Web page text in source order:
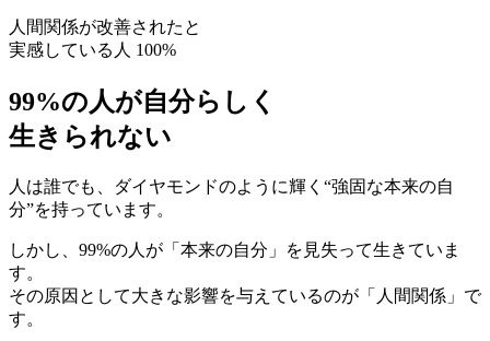
人間関係が改善されたと
実感している人 100%
99%の人が自分らしく
生き られない
人は誰でも、ダイヤモンドのように輝く “強固な本来の自
分”を持っています。
しかし、99%の人が「本来の自分」を見失って生きていま
す。
その原因として大きな影響を与えているのが 「人間関係」 で
す。